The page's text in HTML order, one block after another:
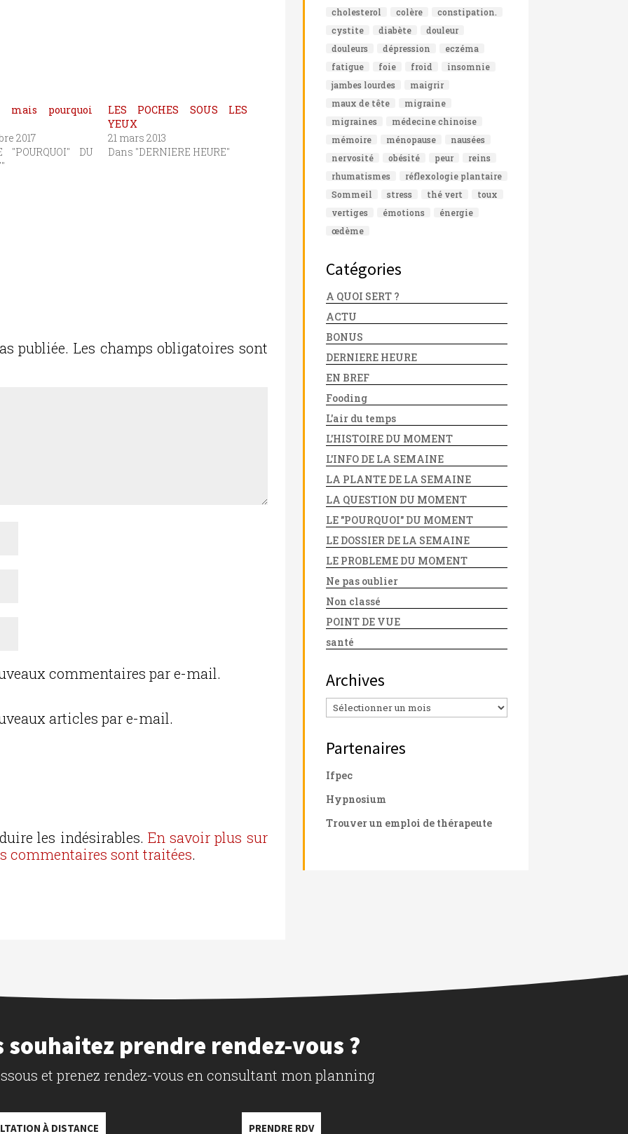
mais pourquoi
2017
"POURQUOI" DU
LES POCHES SOUS LES
YEUX
21 mars 2013
Dans "DERNIERE HEURE"
publiée. Les champs obligatoires sont
commentaires par e-mail.
articles par e-mail.
les indésirables. En savoir plus sur
commentaires sont traitées.
cholesterol
colère
constipation.
cystite
diabète
douleur
douleurs
dépression
eczéma
fatigue
foie froid
insomnie
jambes lourdes
maigrir
maux de tête
migraine
migraines
médecine chinoise
mémoire
ménopause
nausées
nervosité
obésité peur
reins
rhumatismes
réflexologie plantaire
Sommeil
stress thé vert
toux
vertiges
émotions
énergie
œdème
Catégories
A QUOI SERT ?
ACTU
BONUS
DERNIERE HEURE
EN BREF
Fooding
L'air du temps
L'HISTOIRE DU MOMENT
L'INFO DE LA SEMAINE
LA PLANTE DE LA SEMAINE
LA QUESTION DU MOMENT
LE "POURQUOI" DU MOMENT
LE DOSSIER DE LA SEMAINE
LE PROBLEME DU MOMENT
Ne pas oublier
Non classé
POINT DE VUE
santé
Archives
Archives
Partenaires
Ifpec
Hypnosium
Trouver un emploi de thérapeute
souhaitez prendre rendez-vous ?
et prenez rendez-vous en consultant mon planning
À DISTANCE PRENDRE RDV